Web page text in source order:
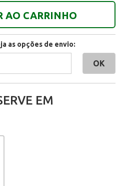
AO CARRINHO
as opções de envio:
EM